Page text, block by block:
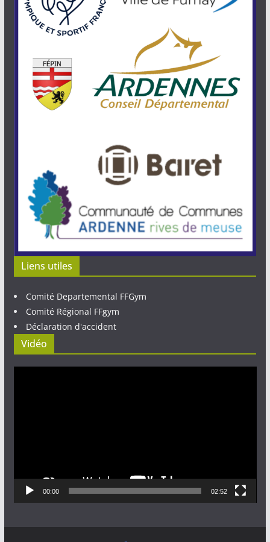
Liens utiles
Comité Departemental FFGym
Comité Régional FFgym
Déclaration d'accident
Vidéo
00:00 02:52